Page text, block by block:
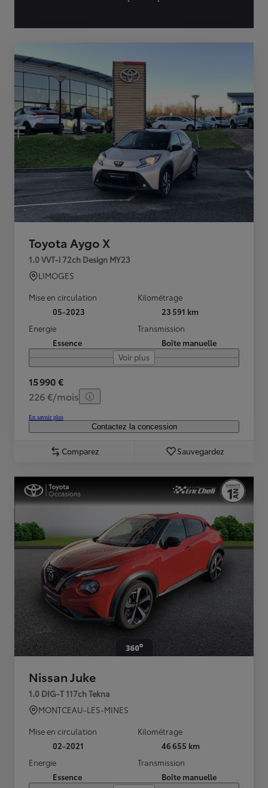
Toyota Aygo X
1.0 VVT-i 72ch Design MY23
LIMOGES
Mise en circulation
05-2023
Kilométrage
23 591 km
Energie
Essence
Transmission
Boîte manuelle
Voir plus
15 990 €
226 €/mois
En savoir plus
Contactez la concession
Comparez Sauvegardez
Nissan Juke
1.0 DIG-T 117ch Tekna
MONTCEAU-LES-MINES
Mise en circulation
02-2021
Kilométrage
46 655 km
Energie
Essence
Transmission
Boîte manuelle